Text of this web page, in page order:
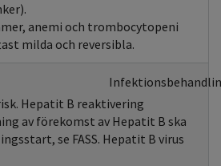
anemi och trombocytopeni
milda och reversibla.
Hepatit B reaktivering
av förekomst av Hepatit B ska
se FASS. Hepatit B virus